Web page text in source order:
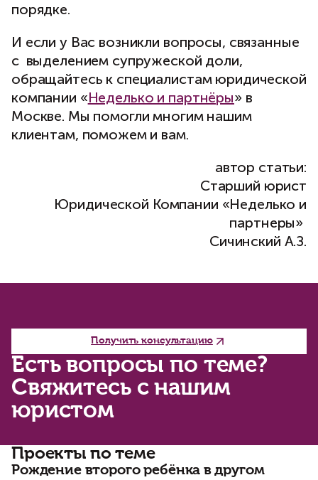
порядке.
И если у Вас возникли вопросы, связанные
с выделением супружеской доли,
обращайтесь к специалистам юридической
компании «Неделько и партнёры» в
Москве. Мы помогли многим нашим
клиентам, поможем и вам.
автор статьи:
Старший юрист
Юридической Компании «Неделько и
партнеры»
Сичинский А.З.
Есть вопросы по теме?
Свяжитесь с нашим
юристом
Получить консультацию
Проекты по теме
Рождение второго ребёнка в другом